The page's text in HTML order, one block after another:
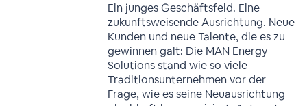
Ein junges Geschäftsfeld. Eine
zukunftsweisende Ausrichtung. Neue
Kunden und neue Talente, die es zu
gewinnen galt: Die MAN Energy
Solutions stand wie so viele
Traditionsunternehmen vor der
Frage, wie es seine Neuausrichtung